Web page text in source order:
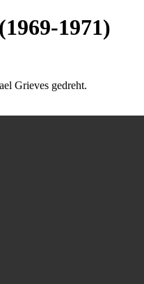
1971)
Grieves gedreht.